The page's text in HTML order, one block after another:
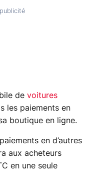
de voitures
les paiements en
boutique en ligne.
en d’autres
aux acheteurs
en une seule